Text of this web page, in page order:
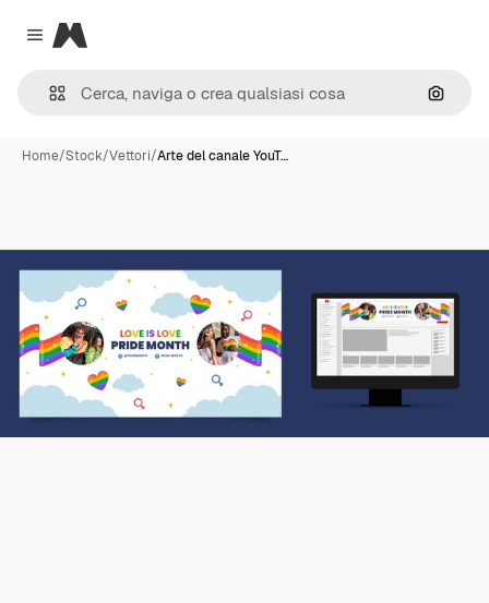
Close menu
Magnific
Cerca
Home/Stock/Vettori/Arte del canale YouT…